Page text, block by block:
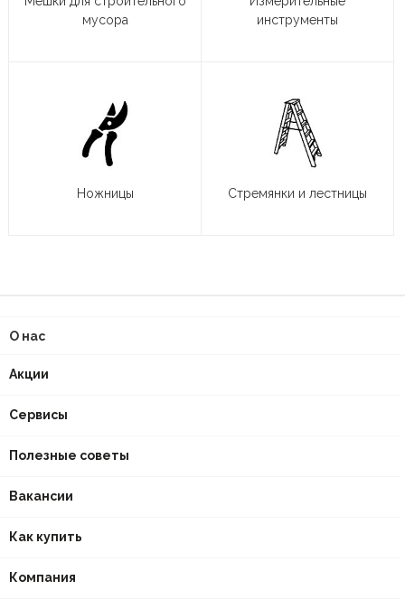
мусора
инструменты
Ножницы Стремянки и лестницы
О нас
Акции
Сервисы
Полезные советы
Вакансии
Как купить
Компания